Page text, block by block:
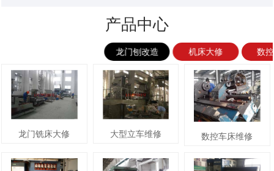
产品中心
龙门刨改造 机床大修 数
龙门铣床大修 大型立车维修 数控车床维修